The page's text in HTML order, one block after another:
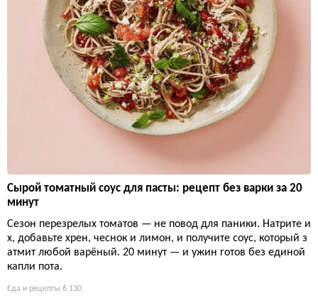
Сырой томатный соус для пасты: рецепт без варки за 20
минут
Сезон перезрелых томатов — не повод для паники. Натрите и
х, добавьте хрен, чеснок и лимон, и получите соус, который з
атмит любой варёный. 20 минут — и ужин готов без единой
капли пота.
Еда и рецепты 6 130